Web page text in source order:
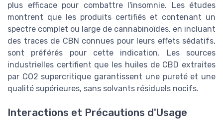
plus efficace pour combattre l'insomnie. Les études
montrent que les produits certifiés et contenant un
spectre complet ou large de cannabinoïdes, en incluant
des traces de CBN connues pour leurs effets sédatifs,
sont préférés pour cette indication. Les sources
industrielles certifient que les huiles de CBD extraites
par CO2 supercritique garantissent une pureté et une
qualité supérieures, sans solvants résiduels nocifs.
Interactions et Précautions d'Usage